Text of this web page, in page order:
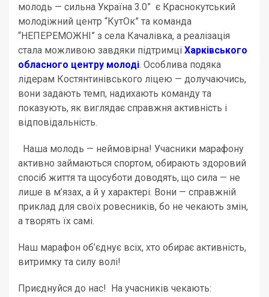
молодь — сильна Україна 3.0” є Краснокутський
молодіжний центр “КутОк” та команда
“НЕПЕРЕМОЖНІ” з села Качалівка, а реалізація
стала можливою завдяки підтримці Харківського
обласного центру молоді. Особлива подяка
лідерам Костянтинівського ліцею — долучаючись,
вони задають темп, надихають команду та
показують, як виглядає справжня активність і
відповідальність.
Наша молодь — неймовірна! Учасники марафону
активно займаються спортом, обирають здоровий
спосіб життя та щосуботи доводять, що сила — не
лише в м’язах, а й у характері. Вони — справжній
приклад для своїх ровесників, бо не чекають змін,
а творять їх самі.
Наш марафон об’єднує всіх, хто обирає активність,
витримку та силу волі!
Приєднуйся до нас! На учасників чекають: